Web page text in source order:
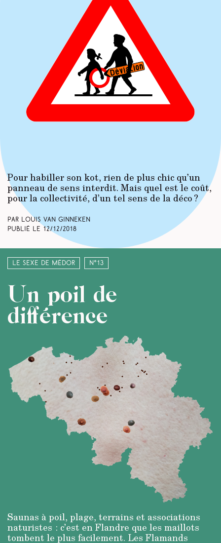
Pour habiller son kot, rien de plus chic qu’un
panneau de sens interdit. Mais quel est le coût,
pour la collectivité, d’un tel sens de la déco ?
Par Louis Van Ginneken
Publié le 12/12/2018
Le sexe de Médor N°13
Un poil de
différence
Saunas à poil, plage, terrains et associations
naturistes : c’est en Flandre que les maillots
tombent le plus facilement. Les Flamands